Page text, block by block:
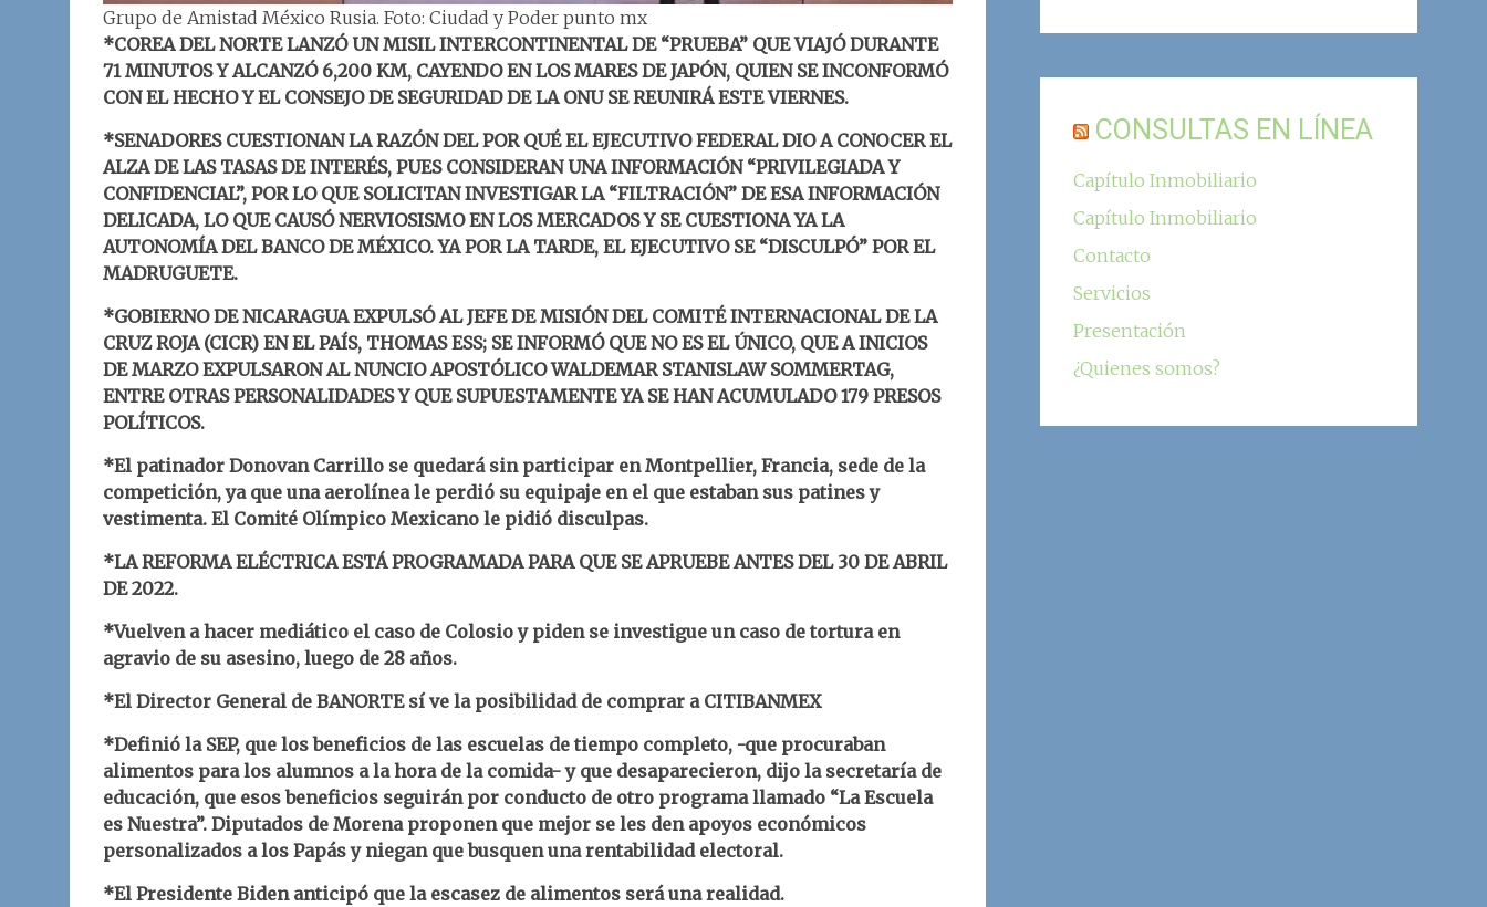
Grupo de Amistad México Rusia. Foto: Ciudad y Poder punto mx
*COREA DEL NORTE LANZÓ UN MISIL INTERCONTINENTAL DE “PRUEBA” QUE VIAJÓ DURANTE
71 MINUTOS Y ALCANZÓ 6,200 KM, CAYENDO EN LOS MARES DE JAPÓN, QUIEN SE INCONFORMÓ
CON EL HECHO Y EL CONSEJO DE SEGURIDAD DE LA ONU SE REUNIRÁ ESTE VIERNES.
*SENADORES CUESTIONAN LA RAZÓN DEL POR QUÉ EL EJECUTIVO FEDERAL DIO A CONOCER EL
ALZA DE LAS TASAS DE INTERÉS, PUES CONSIDERAN UNA INFORMACIÓN “PRIVILEGIADA Y
CONFIDENCIAL”, POR LO QUE SOLICITAN INVESTIGAR LA “FILTRACIÓN” DE ESA INFORMACIÓN
DELICADA, LO QUE CAUSÓ NERVIOSISMO EN LOS MERCADOS Y SE CUESTIONA YA LA
AUTONOMÍA DEL BANCO DE MÉXICO. YA POR LA TARDE, EL EJECUTIVO SE “DISCULPÓ” POR EL
MADRUGUETE.
*GOBIERNO DE NICARAGUA EXPULSÓ AL JEFE DE MISIÓN DEL COMITÉ INTERNACIONAL DE LA
CRUZ ROJA (CICR) EN EL PAÍS, THOMAS ESS; SE INFORMÓ QUE NO ES EL ÚNICO, QUE A INICIOS
DE MARZO EXPULSARON AL NUNCIO APOSTÓLICO WALDEMAR STANISLAW SOMMERTAG,
ENTRE OTRAS PERSONALIDADES Y QUE SUPUESTAMENTE YA SE HAN ACUMULADO 179 PRESOS
POLÍTICOS.
*El patinador Donovan Carrillo se quedará sin participar en Montpellier, Francia, sede de la
competición, ya que una aerolínea le perdió su equipaje en el que estaban sus patines y
vestimenta. El Comité Olímpico Mexicano le pidió disculpas.
*LA REFORMA ELÉCTRICA ESTÁ PROGRAMADA PARA QUE SE APRUEBE ANTES DEL 30 DE ABRIL
DE 2022.
*Vuelven a hacer mediático el caso de Colosio y piden se investigue un caso de tortura en
agravio de su asesino, luego de 28 años.
*El Director General de BANORTE sí ve la posibilidad de comprar a CITIBANMEX
*Definió la SEP, que los beneficios de las escuelas de tiempo completo, -que procuraban
alimentos para los alumnos a la hora de la comida- y que desaparecieron, dijo la secretaría de
educación, que esos beneficios seguirán por conducto de otro programa llamado “La Escuela
es Nuestra”. Diputados de Morena proponen que mejor se les den apoyos económicos
personalizados a los Papás y niegan que busquen una rentabilidad electoral.
*El Presidente Biden anticipó que la escasez de alimentos será una realidad.
CONSULTAS EN LÍNEA
Capítulo Inmobiliario
Capítulo Inmobiliario
Contacto
Servicios
Presentación
¿Quienes somos?